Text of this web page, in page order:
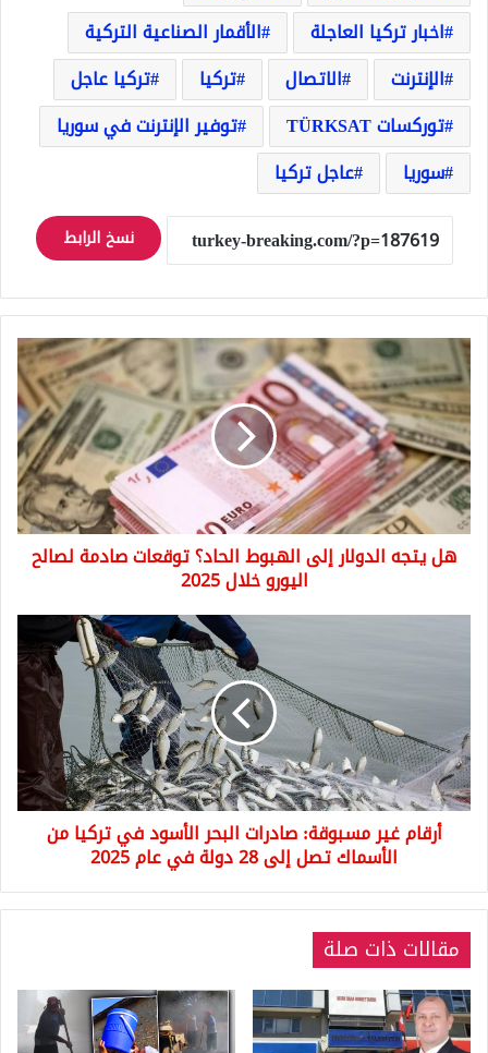
اخبار تركيا العاجلة
الأقمار الصناعية التركية
الإنترنت
الاتصال تركيا
تركيا عاجل
توركسات TÜRKSAT
توفير الإنترنت في سوريا
سوريا
عاجل تركيا
نسخ الرابط
هل
يتجه
الدولار
إلى
الهبوط
الحاد؟
توقعات
صادمة
لصالح
اليورو
هل يتجه الدولار إلى الهبوط الحاد؟ توقعات صادمة لصالح
اليورو خلال 2025
الأسود
في
تركيا
من
الأسماك
28
في
عام
2025
أرقام غير مسبوقة: صادرات البحر الأسود في تركيا من
الأسماك تصل إلى 28 دولة في عام 2025
مقالات ذات صلة